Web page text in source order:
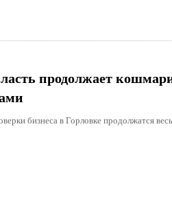
продолжает
бизнеса в Горловке продолжатся